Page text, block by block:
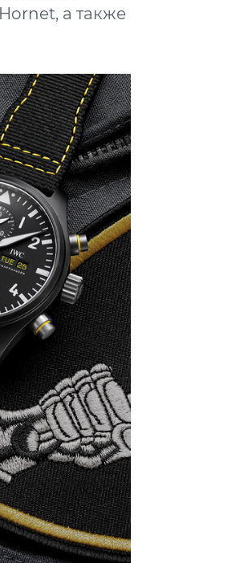
а также